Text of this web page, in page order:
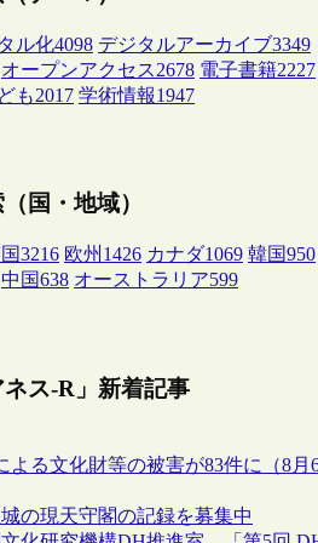
ル化4098 デジタルアーカイブ3349
オープンアクセス2678 電子書籍2227
も2017 学術情報1947
国・地域）
3216 欧州 1426 カナダ1069 韓国950
中国638 オーストラリア599
ネス-R」新着記事
よる文化財等の被害が83件に（8月
の現天守閣の記録を募集中